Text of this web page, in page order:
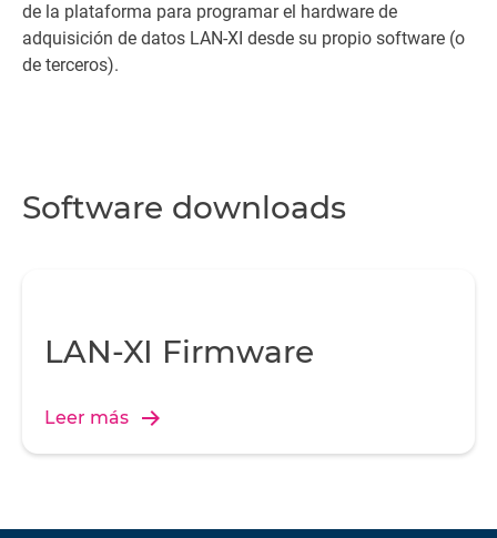
de la plataforma para programar el hardware de
adquisición de datos LAN-XI desde su propio software (o
de terceros).
Software downloads
LAN-XI Firmware
Leer más